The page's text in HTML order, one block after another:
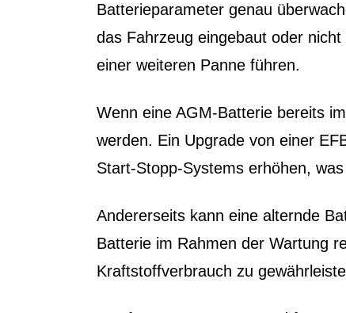
Batterieparameter genau
das Fahrzeug eingebaut oder
einer weiteren Panne führen.
Wenn eine AGM-Batterie bereits
werden. Ein Upgrade von einer
Start-Stopp-Systems erhöhen,
Andererseits kann eine alternde
Batterie im Rahmen der Wartung
Kraftstoffverbrauch zu